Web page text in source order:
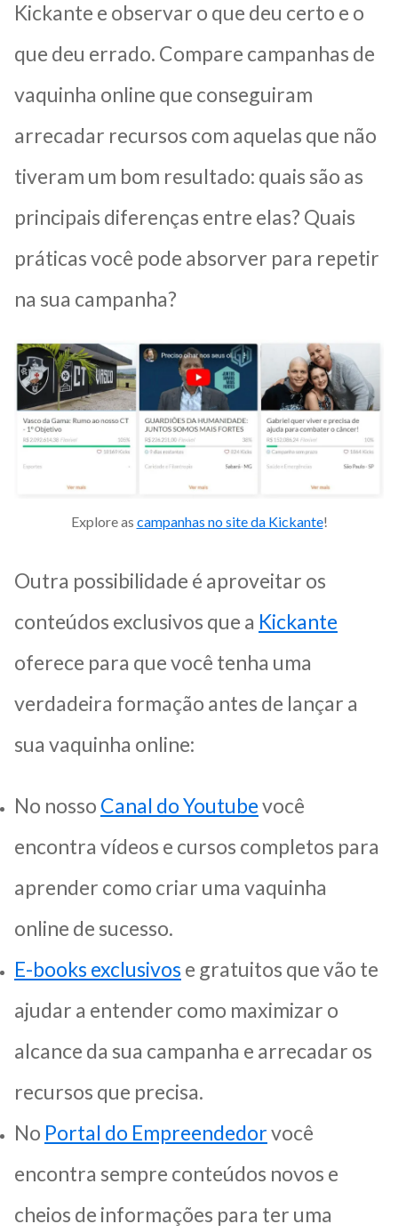
Kickante e observar o que deu certo e o
que deu errado. Compare campanhas de
vaquinha online que conseguiram
arrecadar recursos com aquelas que não
tiveram um bom resultado: quais são as
principais diferenças entre elas? Quais
práticas você pode absorver para repetir
na sua campanha?
Explore as campanhas no site da Kickante!
Outra possibilidade é aproveitar os
conteúdos exclusivos que a Kickante
oferece para que você tenha uma
verdadeira formação antes de lançar a
sua vaquinha online:
No nosso Canal do Youtubevocê
encontra vídeos e cursos completos para
aprender como criar uma vaquinha
online de sucesso.
E-books exclusivos e gratuitos que vão te
ajudar a entender como maximizar o
alcance da sua campanha e arrecadar os
recursos que precisa.
No Portal do Empreendedorvocê
encontra sempre conteúdos novos e
cheios de informações para ter uma